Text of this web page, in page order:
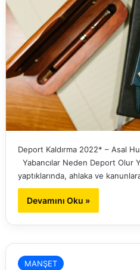
Deport Kaldırma 2022* – Asal
Yabancılar Neden Deport Olur
yaptıklarında, ahlaka ve
Devamını Oku »
MANŞET